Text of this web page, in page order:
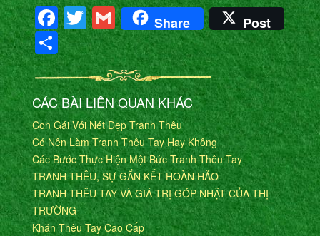
Facebook
Twitter
Gmail
Share Post
Share
CÁC BÀI LIÊN QUAN KHÁC
Con Gái Với Nét Đẹp Tranh Thêu
Có Nên Làm Tranh Thêu Tay Hay Không
Các Bước Thực Hiện Một Bức Tranh Thêu Tay
TRANH THÊU, SỰ GẮN KẾT HOÀN HẢO
TRANH THÊU TAY VÀ GIÁ TRỊ GÓP NHẬT CỦA THỊ
TRƯỜNG
Khăn Thêu Tay Cao Cấp